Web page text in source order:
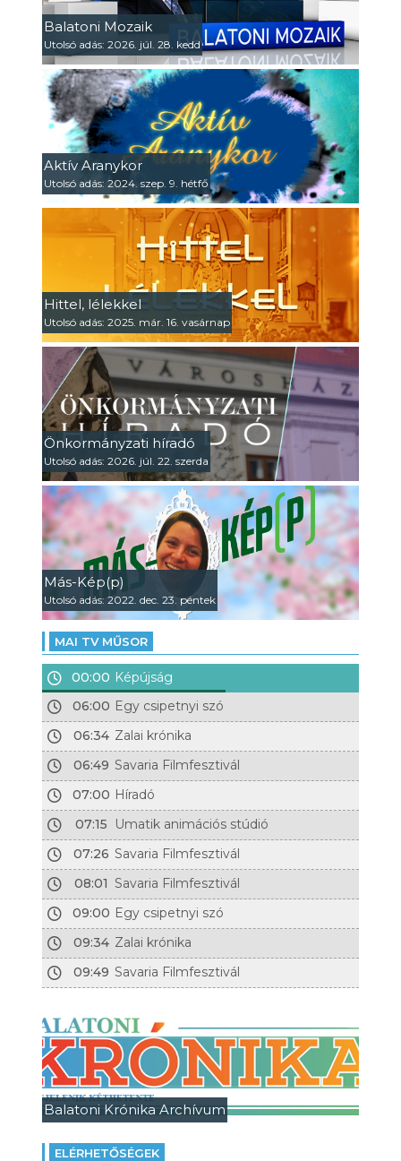
Balatoni Mozaik
Utolsó adás: 2026. júl. 28. kedd
Aktív Aranykor
Utolsó adás: 2024. szep. 9. hétfő
Hittel, lélekkel
Utolsó adás: 2025. már. 16. vasárnap
Önkormányzati híradó
Utolsó adás: 2026. júl. 22. szerda
Más-Kép(p)
Utolsó adás: 2022. dec. 23. péntek
MAI TV MŰSOR
00:00 Képújság
06:00 Egy csipetnyi szó
06:34 Zalai krónika
06:49 Savaria Filmfesztivál
07:00 Híradó
07:15
Umatik animációs stúdió
07:26 Savaria Filmfesztivál
08:01 Savaria Filmfesztivál
09:00 Egy csipetnyi szó
09:34 Zalai krónika
09:49 Savaria Filmfesztivál
Balatoni Krónika Archívum
ELÉRHETŐSÉGEK